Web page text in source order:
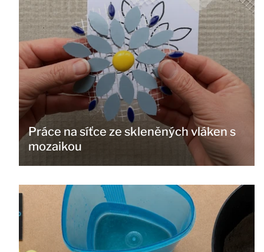
Práce na síťce ze skleněných vláken s
mozaikou